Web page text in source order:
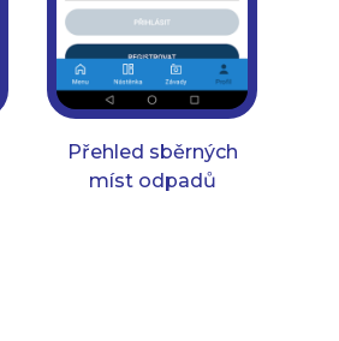
Přehled sběrných
míst odpadů